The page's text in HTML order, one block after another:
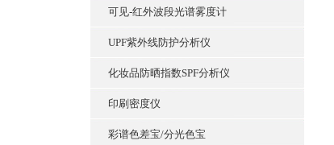
可见-红外波段光谱雾度计
UPF紫外线防护分析仪
化妆品防晒指数SPF分析仪
印刷密度仪
彩谱色差宝/分光色宝